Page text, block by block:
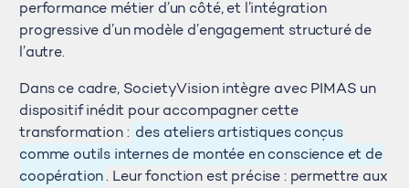
performance métier d’un côté, et l’intégration
progressive d’un modèle d’engagement structuré de
l’autre.
Dans ce cadre, SocietyVision intègre avec PIMAS un
dispositif inédit pour accompagner cette
transformation : des ateliers artistiques conçus
comme outils internes de montée en conscience et de
coopération . Leur fonction est précise : permettre aux